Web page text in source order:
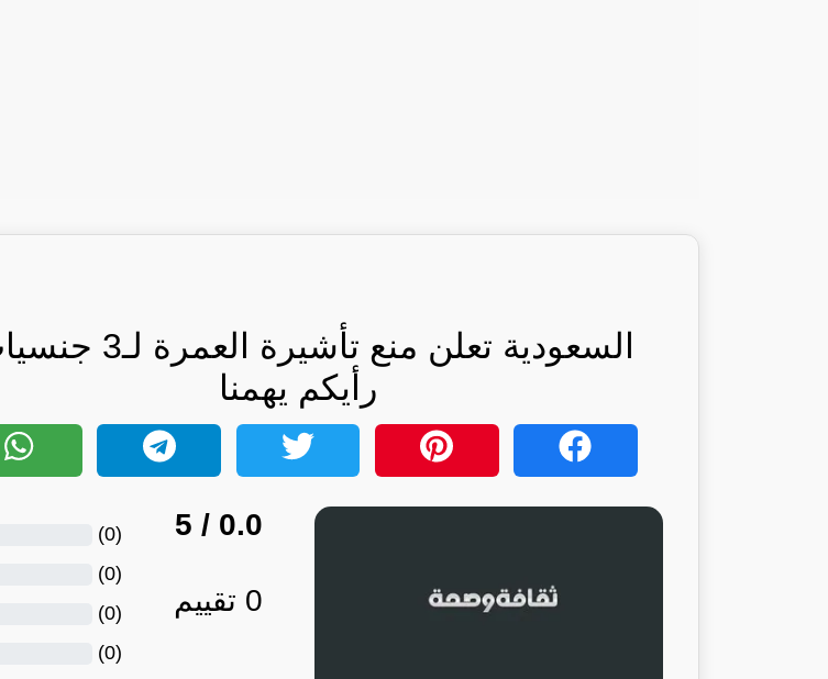
السعودية تعلن منع تأشيرة
رأيكم يهمنا
0.0
/ 5
0 تقييم
(
0
)
(
0
)
(
0
)
(
0
)